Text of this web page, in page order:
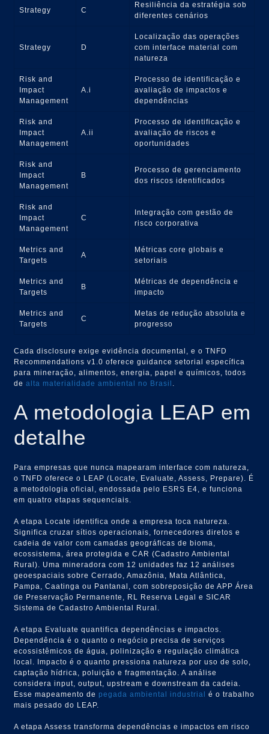
Strategy C
Resiliência da estratégia sob
diferentes cenários
Strategy D
Localização das operações
com interface material com
natureza
Risk and
Impact
Management
A.i
Processo de identificação e
avaliação de impactos e
dependências
Risk and
Impact
Management
A.ii
Processo de identificação e
avaliação de riscos e
oportunidades
Risk and
Impact
Management
B
Processo de gerenciamento
dos riscos identificados
Risk and
Impact
Management
C
Integração com gestão de
risco corporativa
Metrics and
Targets
A
Métricas core globais e
setoriais
Metrics and
Targets
B
Métricas de dependência e
impacto
Metrics and
Targets
C
Metas de redução absoluta e
progresso
Cada disclosure exige evidência documental, e o TNFD
Recommendations v1.0 oferece guidance setorial específica
para mineração, alimentos, energia, papel e químicos, todos
dealta materialidade ambiental no Brasil .
A metodologia LEAP em
detalhe
Para empresas que nunca mapearam interface com natureza,
o TNFD oferece o LEAP (Locate, Evaluate, Assess, Prepare). É
a metodologia oficial, endossada pelo ESRS E4, e funciona
em quatro etapas sequenciais.
A etapa Locate identifica onde a empresa toca natureza.
Significa cruzar sítios operacionais, fornecedores diretos e
cadeia de valor com camadas geográficas de bioma,
ecossistema, área protegida e CAR (Cadastro Ambiental
Rural). Uma mineradora com 12 unidades faz 12 análises
geoespaciais sobre Cerrado, Amazônia, Mata Atlântica,
Pampa, Caatinga ou Pantanal, com sobreposição de APP Área
de Preservação Permanente, RL Reserva Legal e SICAR
Sistema de Cadastro Ambiental Rural.
A etapa Evaluate quantifica dependências e impactos.
Dependência é o quanto o negócio precisa de serviços
ecossistêmicos de água, polinização e regulação climática
local. Impacto é o quanto pressiona natureza por uso de solo,
captação hídrica, poluição e fragmentação. A análise
considera input, output, upstream e downstream da cadeia.
Esse mapeamento de pegada ambiental industrial
é o trabalho
mais pesado do LEAP.
A etapa Assess transforma dependências e impactos em risco